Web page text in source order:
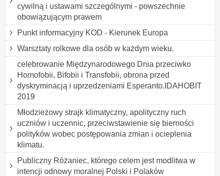
cywilną i ustawami szczególnymi - powszechnie
obowiązującym prawem
Punkt informacyjny KOD - Kierunek Europa
Warsztaty rolkowe dla osób w każdym wieku.
celebrowanie Międzynarodowego Dnia przeciwko
Homofobii, Bifobii i Transfobii, obrona przed
dyskryminacją i uprzedzeniami Esperanto.IDAHOBIT
2019
Młodzieżowy strajk klimatyczny, apolityczny ruch
uczniów i uczennic, przeciwstawienie się bierności
polityków wobec postępowania zmian i ocieplenia
klimatu.
Publiczny Różaniec, którego celem jest modlitwa w
intencji odnowy moralnej Polski i Polaków